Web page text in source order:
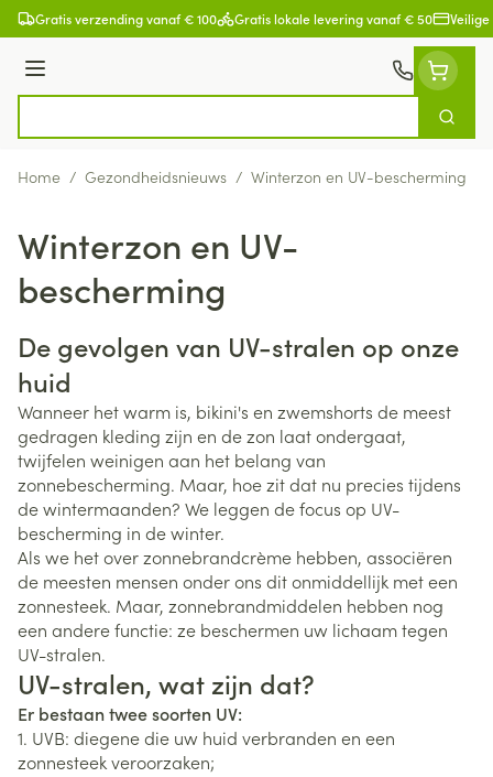
Ga naar de inhoud
Gratis verzending vanaf € 100 Gratis lokale levering vanaf € 50
Menu
Zoek
Home / Gezondheidsnieuws / Winterzon en UV-bescherming
Winterzon en UV-
bescherming
De gevolgen van UV-stralen op onze
huid
Wanneer het warm is, bikini's en zwemshorts de meest
gedragen kleding zijn en de zon laat ondergaat,
twijfelen weinigen aan het belang van
zonnebescherming. Maar, hoe zit dat nu precies tijdens
de wintermaanden? We leggen de focus op UV-
bescherming in de winter.
Als we het over zonnebrandcrème hebben, associëren
de meesten mensen onder ons dit onmiddellijk met een
zonnesteek. Maar, zonnebrandmiddelen hebben nog
een andere functie: ze beschermen uw lichaam tegen
UV-stralen.
UV-stralen, wat zijn dat?
Er bestaan twee soorten UV:
1. UVB: diegene die uw huid verbranden en een
zonnesteek veroorzaken;